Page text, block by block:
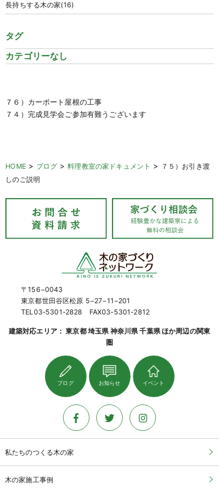
長持ちする木の家(16)
タグ
カテゴリーなし
７６）カーポート屋根の工事
７４）完成見学会ご参加有難うございます
HOME> ブログ>料理教室の家ドキュメント >
７５）お引き渡
しのご説明
〒156−0043
東京都世田谷区松原 5−27−11−201
TEL03-5301-2828 FAX03-5301-2812
建築対応エリア： 東京都 埼玉県 神奈川県 千葉県 ほか周辺の関東
圏
ブログ お知らせ イベント
私たちのつくる木の家
木の家施工事例